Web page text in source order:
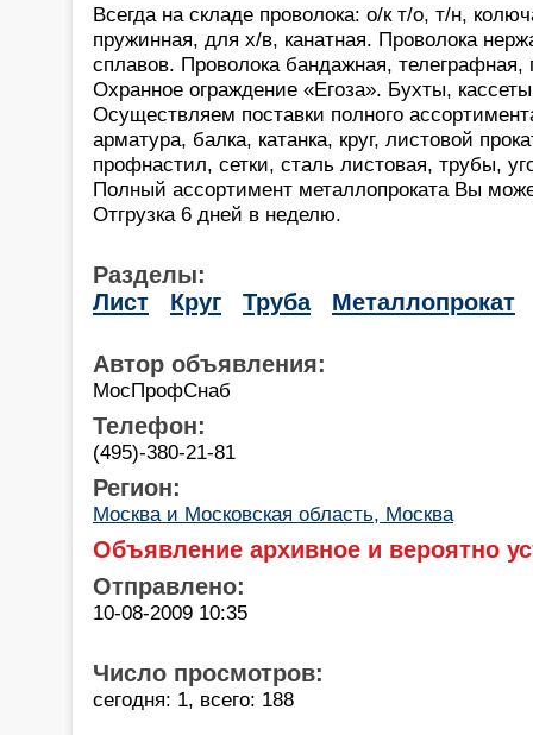
Всегда на складе проволока: о/к т/о, т/н,
пружинная, для х/в, канатная. Проволока
сплавов. Проволока бандажная, телеграфная,
Охранное ограждение «Егоза». Бухты,
Осуществляем поставки полного
арматура, балка, катанка, круг, листовой
профнастил, сетки, сталь листовая, трубы,
Полный ассортимент металлопроката Вы
Отгрузка 6 дней в неделю.
Разделы:
Лист
Круг Труба Металлопрокат
Автор объявления:
МосПрофСнаб
Телефон:
(495)-380-21-81
Регион:
Москва и Московская область, Москва
Объявление архивное и вероятно
Отправлено:
10-08-2009 10:35
Число просмотров:
сегодня: 1, всего: 188